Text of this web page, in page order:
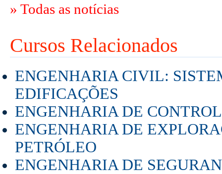
» Todas as notícias
Cursos Relacionados
ENGENHARIA CIVIL:
EDIFICAÇÕES
ENGENHARIA DE
ENGENHARIA DE
PETRÓLEO
ENGENHARIA DE